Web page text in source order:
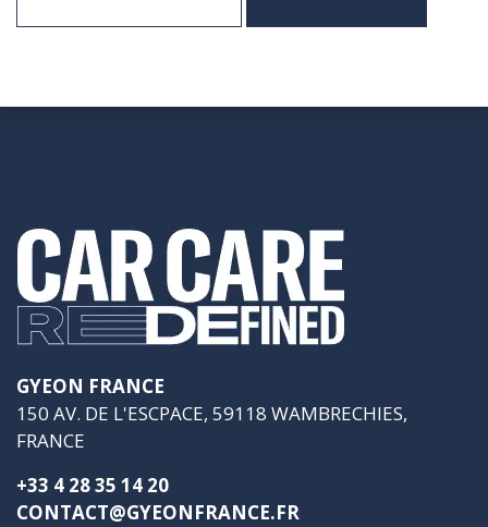
GYEON FRANCE
150 AV. DE L'ESCPACE, 59118 WAMBRECHIES,
FRANCE
+33 4 28 35 14 20
CONTACT@GYEONFRANCE.FR